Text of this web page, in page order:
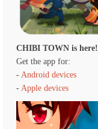
CHIBI TOWN is here!
Get the app for:
- Android devices
- Apple devices